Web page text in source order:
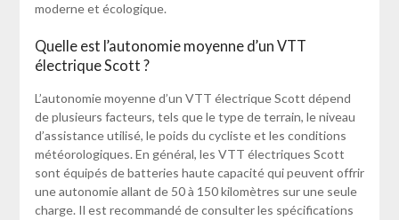
moderne et écologique.
Quelle est l’autonomie moyenne d’un VTT
électrique Scott ?
L’autonomie moyenne d’un VTT électrique Scott dépend
de plusieurs facteurs, tels que le type de terrain, le niveau
d’assistance utilisé, le poids du cycliste et les conditions
météorologiques. En général, les VTT électriques Scott
sont équipés de batteries haute capacité qui peuvent offrir
une autonomie allant de 50 à 150 kilomètres sur une seule
charge. Il est recommandé de consulter les spécifications